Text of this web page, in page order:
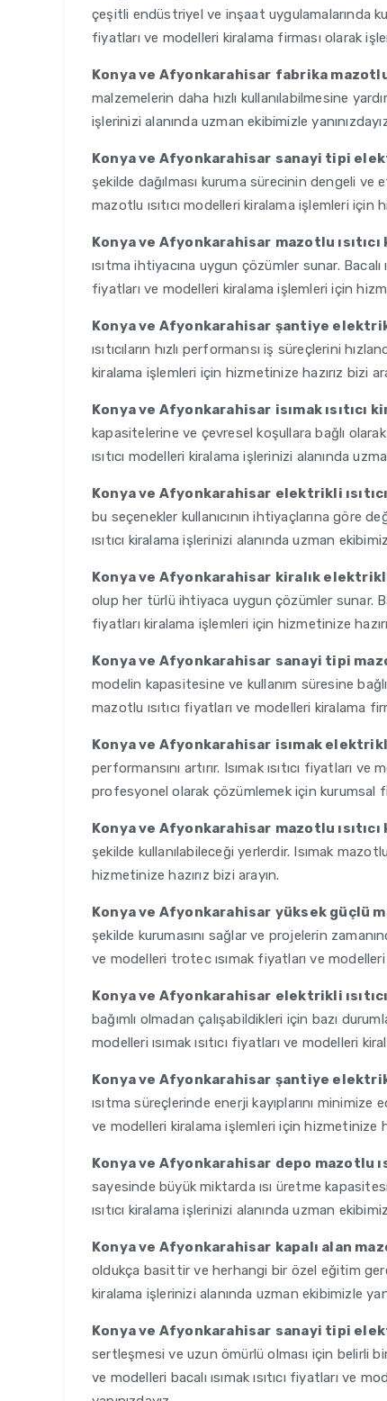
çeşitli endüstriyel ve inşaat uygulamalarında
fiyatları ve modelleri kiralama firması olarak
Konya ve Afyonkarahisar fabrika mazotlu
malzemelerin daha hızlı kullanılabilmesine
işlerinizi alanında uzman ekibimizle
Konya ve Afyonkarahisar sanayi tipi
şekilde dağılması kuruma sürecinin dengeli ve
mazotlu ısıtıcı modelleri kiralama işlemleri için
Konya ve Afyonkarahisar mazotlu
ısıtma ihtiyacına uygun çözümler sunar. Bacalı
fiyatları ve modelleri kiralama işlemleri için
Konya ve Afyonkarahisar şantiye
ısıtıcıların hızlı performansı iş süreçlerini
kiralama işlemleri için hizmetinize hazırız bizi
Konya ve Afyonkarahisar isımak ısıtıcı
kapasitelerine ve çevresel koşullara bağlı
ısıtıcı modelleri kiralama işlerinizi alanında
Konya ve Afyonkarahisar elektrikli
bu seçenekler kullanıcının ihtiyaçlarına göre
ısıtıcı kiralama işlerinizi alanında uzman
Konya ve Afyonkarahisar kiralık elektrikli
olup her türlü ihtiyaca uygun çözümler sunar.
fiyatları kiralama işlemleri için hizmetinize
Konya ve Afyonkarahisar sanayi tipi
modelin kapasitesine ve kullanım süresine
mazotlu ısıtıcı fiyatları ve modelleri kiralama
Konya ve Afyonkarahisar isımak
performansını artırır. Isımak ısıtıcı fiyatları
profesyonel olarak çözümlemek için kurumsal
Konya ve Afyonkarahisar mazotlu
şekilde kullanılabileceği yerlerdir. Isımak mazotlu
hizmetinize hazırız bizi arayın.
Konya ve Afyonkarahisar yüksek güçlü
şekilde kurumasını sağlar ve projelerin
ve modelleri trotec ısımak fiyatları ve
Konya ve Afyonkarahisar elektrikli
bağımlı olmadan çalışabildikleri için bazı
modelleri ısımak ısıtıcı fiyatları ve modelleri
Konya ve Afyonkarahisar şantiye
ısıtma süreçlerinde enerji kayıplarını minimize
ve modelleri kiralama işlemleri için hizmetinize
Konya ve Afyonkarahisar depo mazotlu
sayesinde büyük miktarda ısı üretme
ısıtıcı kiralama işlerinizi alanında uzman
Konya ve Afyonkarahisar kapalı alan
oldukça basittir ve herhangi bir özel eğitim
kiralama işlerinizi alanında uzman ekibimizle
Konya ve Afyonkarahisar sanayi tipi
sertleşmesi ve uzun ömürlü olması için belirli bir
ve modelleri bacalı ısımak ısıtıcı fiyatları ve